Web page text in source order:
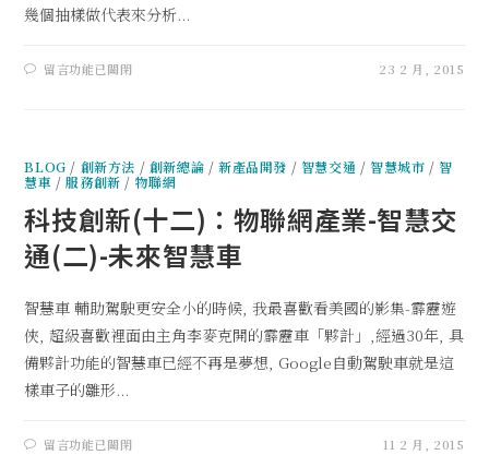
幾個抽樣做代表來分析...
留言功能已關閉 23 2 月, 2015
BLOG / 創新方法 / 創新總論 /新產品開發 / 智慧交通 /智慧城市 /智
慧車 /服務創新 / 物聯網
科技創新(十二)：物聯網產業-智慧交
通(二)-未來智慧車
智慧車 輔助駕駛更安全小的時候, 我最喜歡看美國的影集-霹靂遊
俠, 超級喜歡裡面由主角李麥克開的霹靂車「夥計」,經過30年, 具
備夥計功能的智慧車已經不再是夢想, Google自動駕駛車就是這
樣車子的雛形...
留言功能已關閉 11 2 月, 2015